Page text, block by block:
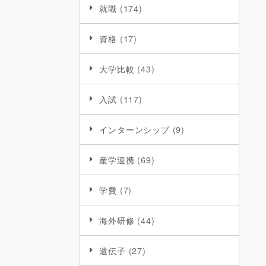
就職 (174)
資格 (17)
大学比較 (43)
入試 (117)
インターンシップ(9)
産学連携 (69)
学費 (7)
海外研修 (44)
遺伝子 (27)